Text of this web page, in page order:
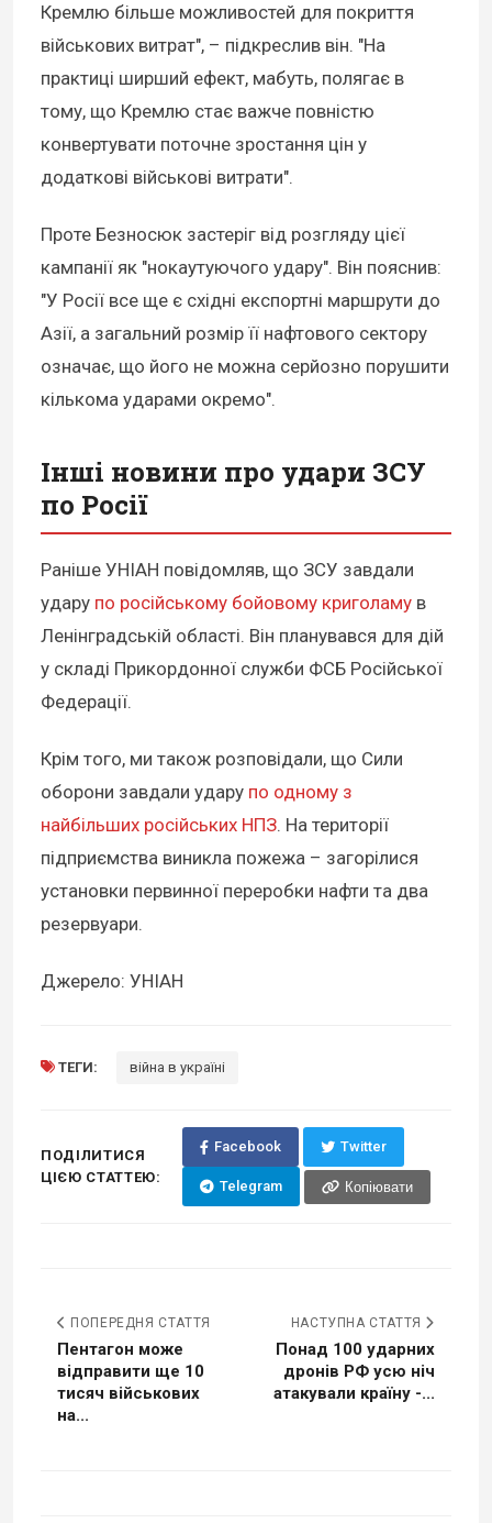
Кремлю більше можливостей для покриття
військових витрат", – підкреслив він. "На
практиці ширший ефект, мабуть, полягає в
тому, що Кремлю стає важче повністю
конвертувати поточне зростання цін у
додаткові військові витрати".
Проте Безносюк застеріг від розгляду цієї
кампанії як "нокаутуючого удару". Він пояснив:
"У Росії все ще є східні експортні маршрути до
Азії, а загальний розмір її нафтового сектору
означає, що його не можна серйозно порушити
кількома ударами окремо".
Інші новини про удари ЗСУ
по Росії
Раніше УНІАН повідомляв, що ЗСУ завдали
удару по російському бойовому криголаму в
Ленінградській області. Він планувався для дій
у складі Прикордонної служби ФСБ Російської
Федерації.
Крім того, ми також розповідали, що Сили
оборони завдали удару по одному з
найбільших російських НПЗ. На території
підприємства виникла пожежа – загорілися
установки первинної переробки нафти та два
резервуари.
Джерело: УНІАН
ТЕГИ: війна в україні
ПОДІЛИТИСЯ
ЦІЄЮ СТАТТЕЮ:
Facebook Twitter
Telegram Копіювати
ПОПЕРЕДНЯ СТАТТЯ
Пентагон може
відправити ще 10
тисяч військових
на...
НАСТУПНА СТАТТЯ
Понад 100 ударних
дронів РФ усю ніч
атакували країну -...